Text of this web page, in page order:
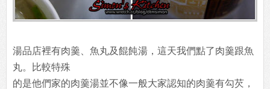
湯品店裡有肉羹、魚丸及餛飩湯，這天我們點了肉羹跟魚
丸。比較特殊
的是他們家的肉羹湯並不像一般大家認知的肉羹有勾芡，